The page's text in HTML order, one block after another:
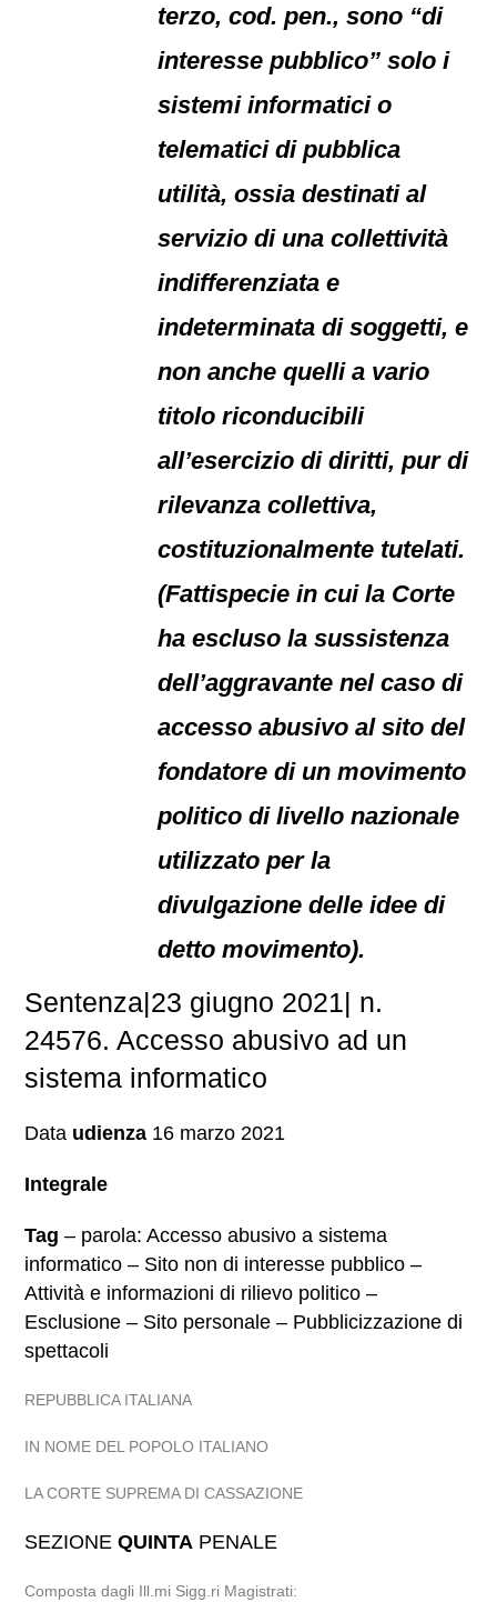
terzo, cod. pen., sono “di
interesse pubblico” solo i
sistemi informatici o
telematici di pubblica
utilità, ossia destinati al
servizio di una collettività
indifferenziata e
indeterminata di soggetti, e
non anche quelli a vario
titolo riconducibili
all’esercizio di diritti, pur di
rilevanza collettiva,
costituzionalmente tutelati.
(Fattispecie in cui la Corte
ha escluso la sussistenza
dell’aggravante nel caso di
accesso abusivo al sito del
fondatore di un movimento
politico di livello nazionale
utilizzato per la
divulgazione delle idee di
detto movimento).
Sentenza|23 giugno 2021| n.
24576. Accesso abusivo ad un
sistema informatico
Data udienza 16 marzo 2021
Integrale
Tag – parola: Accesso abusivo a sistema
informatico – Sito non di interesse pubblico –
Attività e informazioni di rilievo politico –
Esclusione – Sito personale – Pubblicizzazione di
spettacoli
REPUBBLICA ITALIANA
IN NOME DEL POPOLO ITALIANO
LA CORTE SUPREMA DI CASSAZIONE
SEZIONEQUINTA PENALE
Composta dagli Ill.mi Sigg.ri Magistrati: